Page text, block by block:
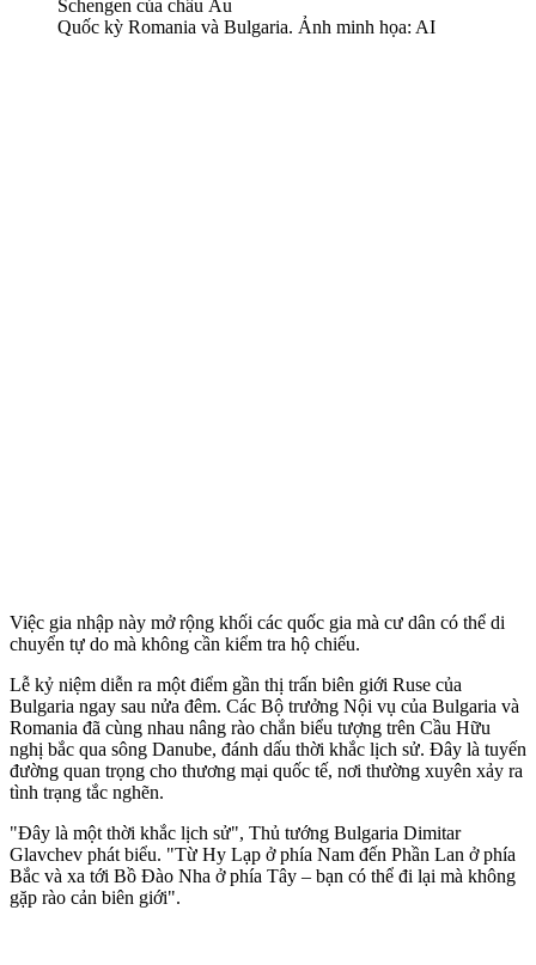
Quốc kỳ Romania và Bulgaria. Ảnh minh họa: AI
Việc gia nhập này mở rộng khối các quốc gia mà cư dân có thể di
chuyển tự do mà không cần kiểm tra hộ chiếu.
Lễ kỷ niệm diễn ra một điểm gần thị trấn biên giới Ruse của
Bulgaria ngay sau nửa đêm. Các Bộ trưởng Nội vụ của Bulgaria và
Romania đã cùng nhau nâng rào chắn biểu tượng trên Cầu Hữu
nghị bắc qua sông Danube, đánh dấu thời khắc lịch sử. Đây là tuyến
đường quan trọng cho thương mại quốc tế, nơi thường xuyên xảy ra
tình trạng tắc nghẽn.
"Đây là một thời khắc lịch sử", Thủ tướng Bulgaria Dimitar
Glavchev phát biểu. "Từ Hy Lạp ở phía Nam đến Phần Lan ở phía
Bắc và xa tới Bồ Đào Nha ở phía Tây – bạn có thể đi lại mà không
gặp rào cản biên giới".